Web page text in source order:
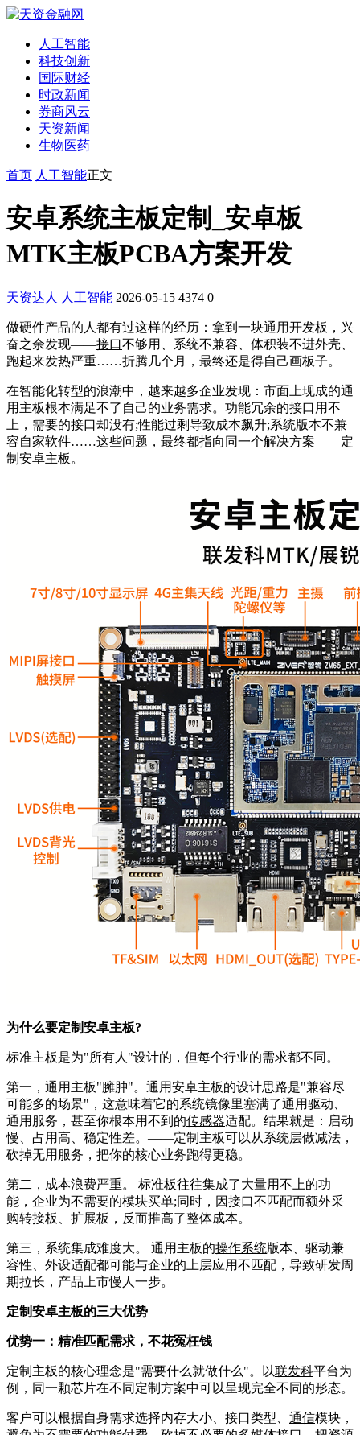
人工智能
科技创新
国际财经
时政新闻
券商风云
天资新闻
生物医药
首页 人工智能正文
安卓系统主板定制_安卓板
MTK主板PCBA方案开发
天资达人 人工智能 2026-05-15 4374 0
做硬件产品的人都有过这样的经历：拿到一块通用开发板，兴
奋之余发现——接口不够用、系统不兼容、体积装不进外壳、
跑起来发热严重……折腾几个月，最终还是得自己画板子。
在智能化转型的浪潮中，越来越多企业发现：市面上现成的通
用主板根本满足不了自己的业务需求。功能冗余的接口用不
上，需要的接口却没有;性能过剩导致成本飙升;系统版本不兼
容自家软件……这些问题，最终都指向同一个解决方案——定
制安卓主板。
为什么要定制安卓主板?
标准主板是为"所有人"设计的，但每个行业的需求都不同。
第一，通用主板"臃肿"。通用安卓主板的设计思路是"兼容尽
可能多的场景"，这意味着它的系统镜像里塞满了通用驱动、
通用服务，甚至你根本用不到的传感器适配。结果就是：启动
慢、占用高、稳定性差。——定制主板可以从系统层做减法，
砍掉无用服务，把你的核心业务跑得更稳。
第二，成本浪费严重。 标准板往往集成了大量用不上的功
能，企业为不需要的模块买单;同时，因接口不匹配而额外采
购转接板、扩展板，反而推高了整体成本。
第三，系统集成难度大。 通用主板的操作系统版本、驱动兼
容性、外设适配都可能与企业的上层应用不匹配，导致研发周
期拉长，产品上市慢人一步。
定制安卓主板的三大优势
优势一：精准匹配需求，不花冤枉钱
定制主板的核心理念是"需要什么就做什么"。以联发科平台为
例，同一颗芯片在不同定制方案中可以呈现完全不同的形态。
客户可以根据自身需求选择内存大小、接口类型、 通信模块，